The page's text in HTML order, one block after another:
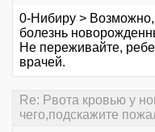
0-Нибиру > Возможно,
болезнь
Не переживайте,
врачей.
Re: Рвота кровью у
чего,подскажите